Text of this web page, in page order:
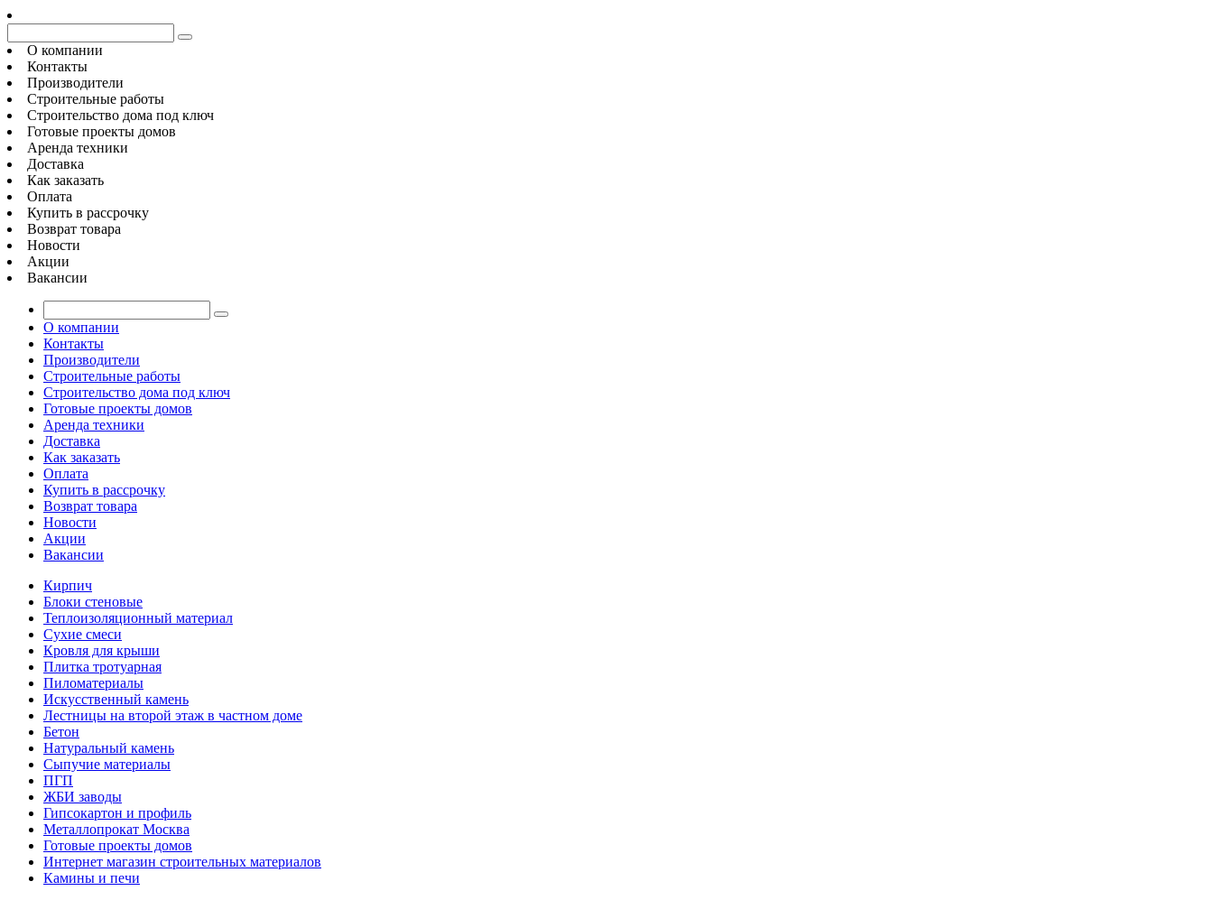
О компании
Контакты
Производители
Строительные работы
Строительство дома под ключ
Готовые проекты домов
Аренда техники
Доставка
Как заказать
Оплата
Купить в рассрочку
Возврат товара
Новости
Акции
Вакансии
О компании
Контакты
Производители
Строительные работы
Строительство дома под ключ
Готовые проекты домов
Аренда техники
Доставка
Как заказать
Оплата
Купить в рассрочку
Возврат товара
Новости
Акции
Вакансии
Кирпич
Блоки стеновые
Теплоизоляционный материал
Сухие смеси
Кровля для крыши
Плитка тротуарная
Пиломатериалы
Искусственный камень
Лестницы на второй этаж в частном доме
Бетон
Натуральный камень
Сыпучие материалы
ПГП
ЖБИ заводы
Гипсокартон и профиль
Металлопрокат Москва
Готовые проекты домов
Интернет магазин строительных материалов
Камины и печи